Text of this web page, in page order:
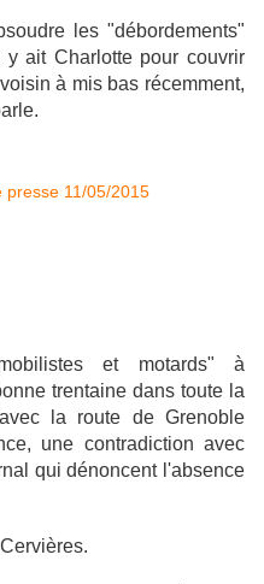
les "débordements"
ait Charlotte pour couvrir
à mis bas récemment,
et motards" à
trentaine dans toute la
la route de Grenoble
une contradiction avec
qui dénoncent l'absence